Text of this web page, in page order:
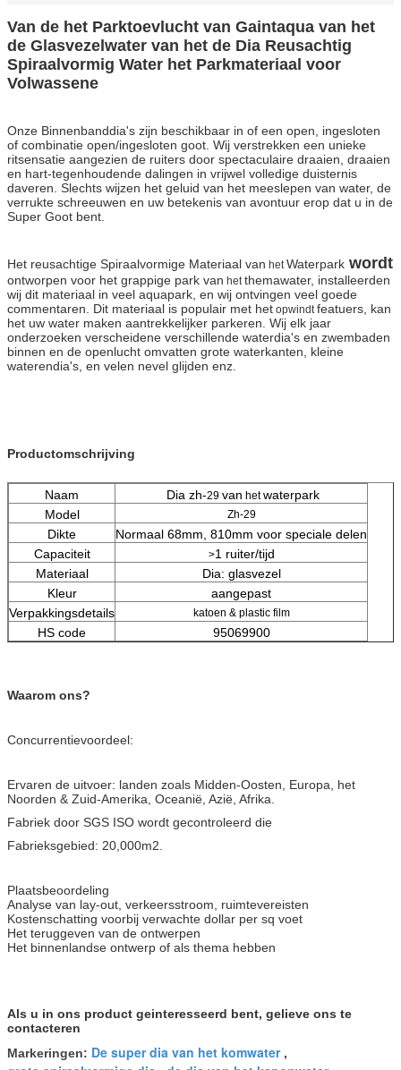
Van de het Parktoevlucht van Gaintaqua van het
de Glasvezelwater van het de Dia Reusachtig
Spiraalvormig Water het Parkmateriaal voor
Volwassene
Onze Binnenbanddia's zijn beschikbaar in of een open, ingesloten
of combinatie open/ingesloten goot. Wij verstrekken een unieke
ritsensatie aangezien de ruiters door spectaculaire draaien, draaien
en hart-tegenhoudende dalingen in vrijwel volledige duisternis
daveren. Slechts wijzen het geluid van het meeslepen van water, de
verrukte schreeuwen en uw betekenis van avontuur erop dat u in de
Super Goot bent.
Het reusachtige Spiraalvormige Materiaal van hetWaterpark wordt
ontworpen voor het grappige park van hetthemawater, installeerden
wij dit materiaal in veel aquapark, en wij ontvingen veel goede
commentaren. Dit materiaal is populair met het opwindtfeatuers, kan
het uw water maken aantrekkelijker parkeren. Wij elk jaar
onderzoeken verscheidene verschillende waterdia's en zwembaden
binnen en de openlucht omvatten grote waterkanten, kleine
waterendia's, en velen nevel glijden enz.
Productomschrijving
Naam Dia zh-29 van hetwaterpark
Model
Zh-29
Dikte
Normaal 68mm, 810mm voor speciale delen
Capaciteit
>1 ruiter/tijd
Materiaal
Dia: glasvezel
Kleur
aangepast
Verpakkingsdetails
katoen & plastic film
HS code 95069900
Waarom ons?
Concurrentievoordeel:
Ervaren de uitvoer: landen zoals Midden-Oosten, Europa, het
Noorden & Zuid-Amerika, Oceanië, Azië, Afrika.
Fabriek door SGS ISO wordt gecontroleerd die
Fabrieksgebied: 20,000m2.
Plaatsbeoordeling
Analyse van lay-out, verkeersstroom, ruimtevereisten
Kostenschatting voorbij verwachte dollar per sq voet
Het teruggeven van de ontwerpen
Het binnenlandse ontwerp of als thema hebben
Als u in ons product geinteresseerd bent, gelieve ons te
contacteren
Markeringen: De super dia van het komwater,